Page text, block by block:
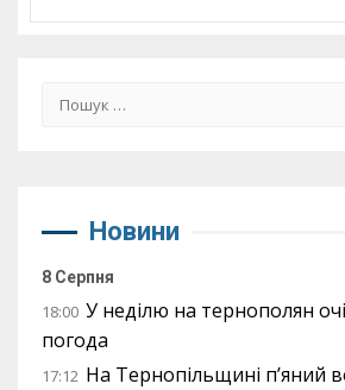
Пошук:
Новини
8 Серпня
18:00 У неділю на тернополян
погода
17:12 На Тернопільщині п’яний